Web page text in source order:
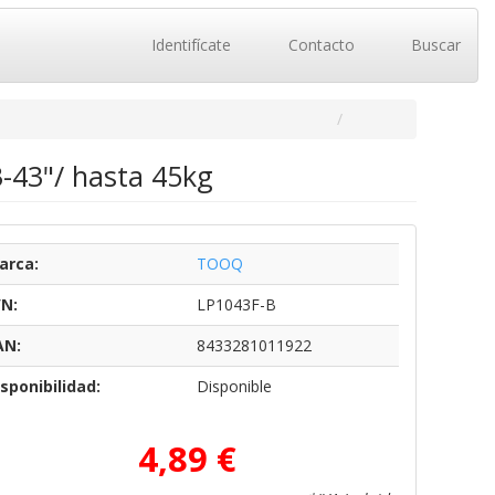
Identifícate Contacto Buscar
43"/ hasta 45kg
TOOQ
LP1043F-B
8433281011922
Disponible
4,89 €